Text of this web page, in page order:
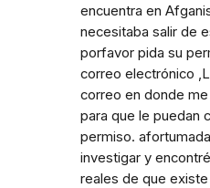
encuentra en
necesitaba salir de
porfavor pida su
correo electrónico
correo en donde
para que le puedan
permiso.
investigar y
reales de que